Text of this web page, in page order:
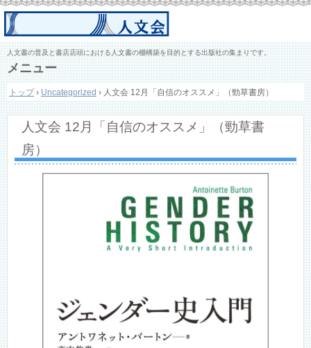
人文書の普及と書店店頭における人文書の棚構築を目的とする出版社の集まりです。
メニュー
ン
ン
キ
トップ › Uncategorized › 人文会 12月「自信のオススメ」（勁草書房）
人文会 12月「自信のオススメ」（勁草書
房）